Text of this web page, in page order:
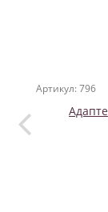
Артикул: 796